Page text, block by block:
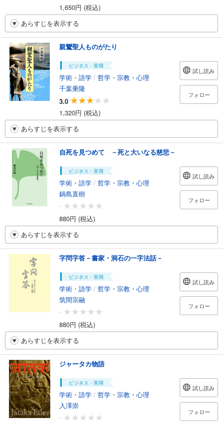
1,650円 (税込)
あらすじを表示する
親鸞聖人ものがたり
ビジネス・実用
学術・語学 / 哲学・宗教・心理
千葉乗隆
3.0
1,320円 (税込)
試し読み
フォロー
あらすじを表示する
自死を見つめて －死と大いなる慈悲－
ビジネス・実用
学術・語学 / 哲学・宗教・心理
鍋島直樹
-
880円 (税込)
試し読み
フォロー
あらすじを表示する
字問字答－書家・洞石の一字法話－
ビジネス・実用
学術・語学 / 哲学・宗教・心理
筑間宗融
-
880円 (税込)
試し読み
フォロー
あらすじを表示する
ジャータカ物語
ビジネス・実用
学術・語学 / 哲学・宗教・心理
入澤崇
-
試し読み
フォロー